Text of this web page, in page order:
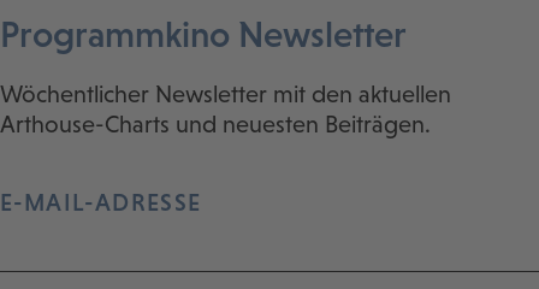
Programmkino Newsletter
Wöchentlicher Newsletter mit den aktuellen
Arthouse-Charts und neuesten Beiträgen.
E-MAIL-ADRESSE